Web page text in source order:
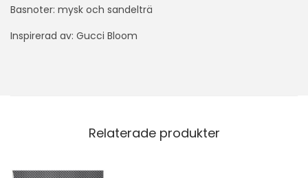
Basnoter: mysk och sandelträ
Inspirerad av: Gucci Bloom
Relaterade produkter